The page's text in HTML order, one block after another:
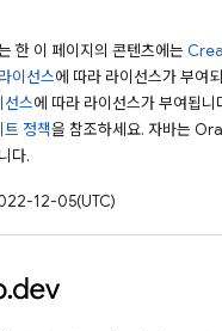
한 이 페이지의 콘텐츠에는
이선스에 따라 라이선스가 부여
스에 따라 라이선스가 부여됩니
정책을 참조하세요. 자바는
다.
12-05(UTC)